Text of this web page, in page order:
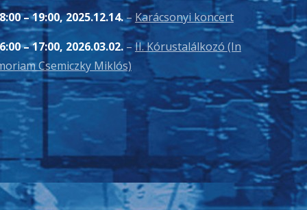
–19:00,2025.12.14.– Karácsonyi koncert
–17:00, 2026.03.02.–II. Kórustalálkozó (In
Csemiczky Miklós)